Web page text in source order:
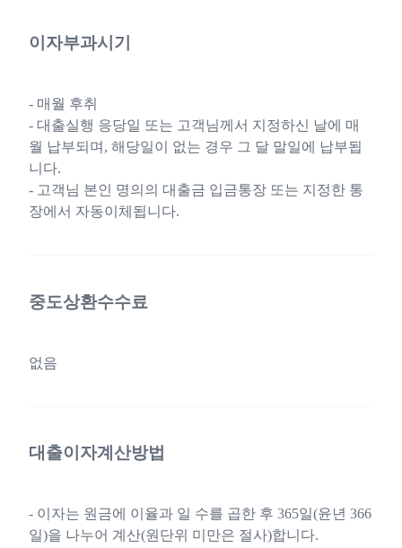
이자부과시기
- 매월 후취
- 대출실행 응당일 또는 고객님께서 지정하신 날에 매
월 납부되며, 해당일이 없는 경우 그 달 말일에 납부됩
니다.
- 고객님 본인 명의의 대출금 입금통장 또는 지정한 통
장에서 자동이체됩니다.
중도상환수수료
없음
대출이자계산방법
- 이자는 원금에 이율과 일 수를 곱한 후 365일(윤년 366
일)을 나누어 계산(원단위 미만은 절사)합니다.